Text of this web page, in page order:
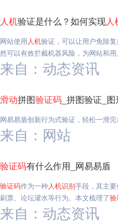
人机验证是什么？如何实现人
网站使用人机验证，可以让用户免除复
然可以有效拦截机器风险，为网站和用
来自：动态资讯
滑动拼图验证码 _拼图验证_
网易易盾创新行为式验证，轻松一滑
来自：网站
验证码有什么作用_网易易盾
验证码作为一种人机识别手段，其主
刷票、论坛灌水等行为。本文梳理了
来自：动态资讯